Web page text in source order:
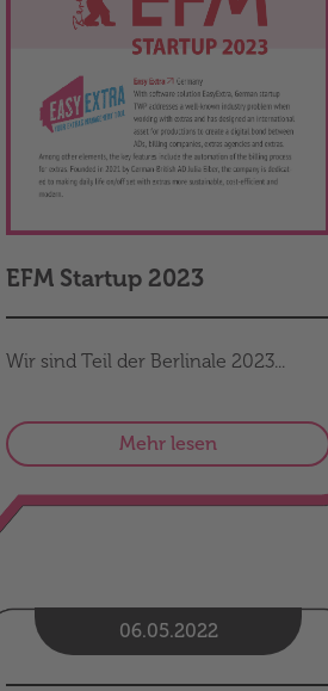
EFM Startup 2023
Wir sind Teil der Berlinale 2023...
Mehr lesen
06.05.2022